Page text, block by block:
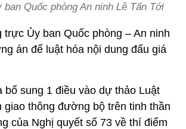
ban Quốc phòng An ninh Lê Tấn Tới
Ủy ban Quốc phòng – An ninh
án để luật hóa nội dung đấu giá
bổ sung 1 điều vào dự thảo Luật
giao thông đường bộ trên tinh thần
của Nghị quyết số 73 về thí điểm